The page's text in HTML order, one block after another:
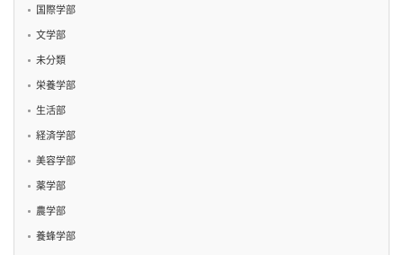
国際学部
文学部
未分類
栄養学部
生活部
経済学部
美容学部
薬学部
農学部
養蜂学部